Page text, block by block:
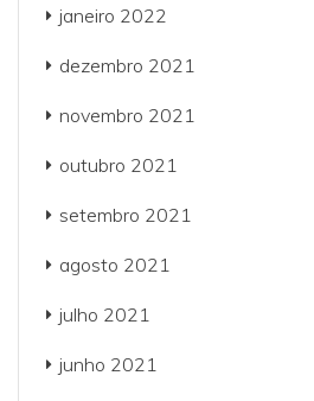
janeiro 2022
dezembro 2021
novembro 2021
outubro 2021
setembro 2021
agosto 2021
julho 2021
junho 2021